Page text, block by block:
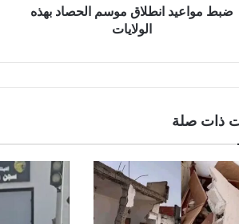
ضبط مواعيد انطلاق موسم الحصاد بهذه
الولايات
ذات صلة